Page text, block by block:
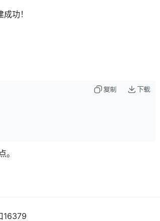
功！
。
16379